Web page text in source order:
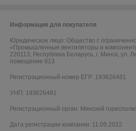
Информация для покупателя
Юридическое лицо: Общество с
«Промышленные вентиляторы и
220113, Республика Беларусь, г. Минск, ул.
помещение 813
Регистрационный номер ЕГР: 193626481
УНП: 193626481
Регистрационный орган: Минский
Дата регистрации компании: 11.05.2022